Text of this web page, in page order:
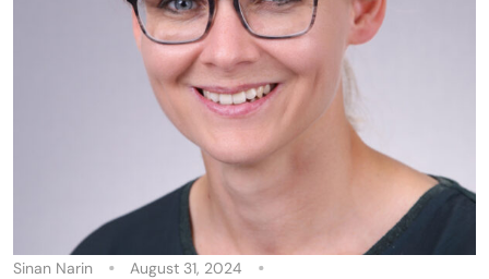
Sinan Narin August 31, 2024